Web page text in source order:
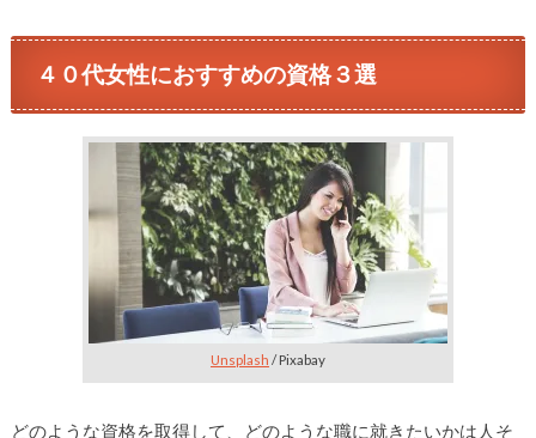
４０代女性におすすめの資格３選
Unsplash / Pixabay
どのような資格を取得して、どのような職に就きたいかは人そ